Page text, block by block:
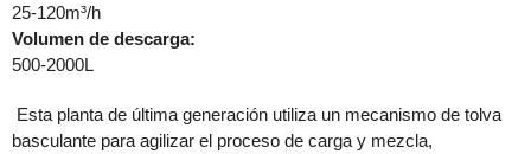
25-120m³/h
Volumen de descarga:
500-2000L
Esta planta de última generación utiliza un mecanismo de tolva
basculante para agilizar el proceso de carga y mezcla,